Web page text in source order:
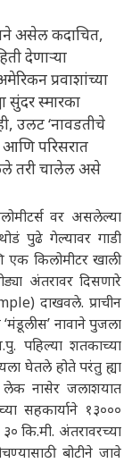
असेल कदाचित,
देणाऱ्या
प्रवाशांच्या
सुंदर स्मारका
उलट ‘नावडतीचे
आणि परिसरात
तरी चालेल असे
वर असलेल्या
पुढे गेल्यावर गाडी
एक किलोमीटर खाली
अंतरावर दिसणारे
दाखवले. प्राचीन
नावाने पुजला
पहिल्या शतकाच्या
घेतले होते परंतु ह्या
लेक नासेर जलाशयात
सहकार्याने १३०००
कि.मी. अंतरावरच्या
बोटीने जावे